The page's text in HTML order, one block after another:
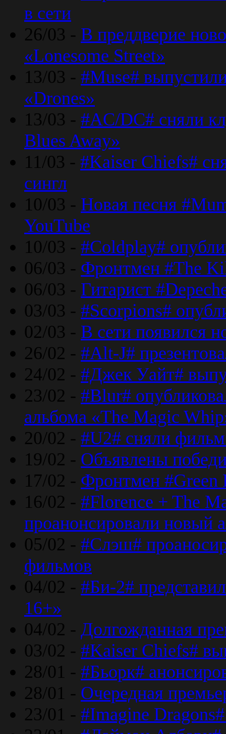
в сети
26/03 - В преддверие
«Lonesome Street»
13/03 - #Muse#
«Drones»
13/03 - #AC/DC# сняли
Blues Away»
11/03 - #Kaiser Chiefs#
сингл
10/03 - Новая песня
YouTube
10/03 - #Coldplay#
06/03 - Фронтмен #The
06/03 - Гитарист
03/03 - #Scorpions#
02/03 - В сети появился
26/02 - #Alt-J#
24/02 - #Джек Уайт#
23/02 - #Blur#
альбома «The Magic
20/02 - #U2# сняли
19/02 - Объявлены
17/02 - Фронтмен #Green
16/02 - #Florence + The
проанонсировали новый
05/02 - #Слэш#
фильмов
04/02 - #Би-2#
16+»
04/02 - Долгожданная
03/02 - #Kaiser Chiefs#
28/01 - #Бьорк#
28/01 - Очередная
23/01 - #Imagine